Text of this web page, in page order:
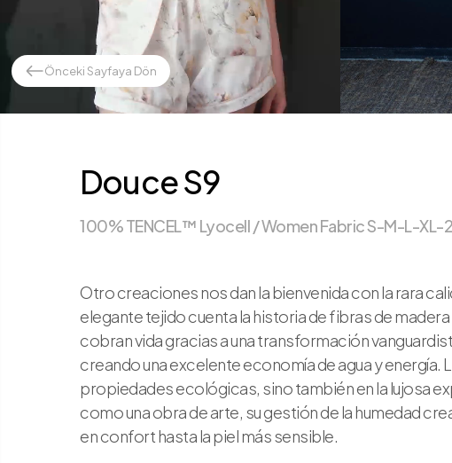
Önceki Sayfaya Dön
Douce S9
100% TENCEL™ Lyocell / Women Fabric S-M-L-XL-
Otro creaciones nos dan la bienvenida con la rara
elegante tejido cuenta la historia de fibras de
cobran vida gracias a una transformación
creando una excelente economía de agua y
propiedades ecológicas, sino también en la lujosa
como una obra de arte, su gestión de la humedad
en confort hasta la piel más sensible.